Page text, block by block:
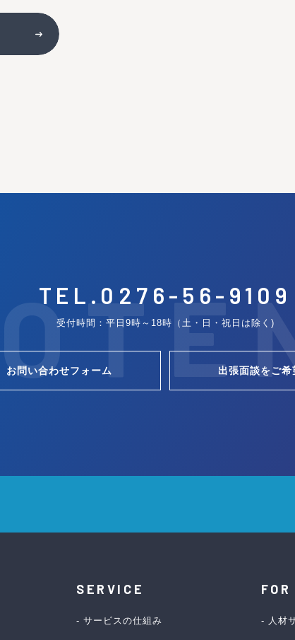
TEL.0276-56-9109
受付時間：平日9時～18時（土・日・祝日は除く)
お問い合わせフォーム 出張面談をご希
SERVICE
サービスの仕組み 人材